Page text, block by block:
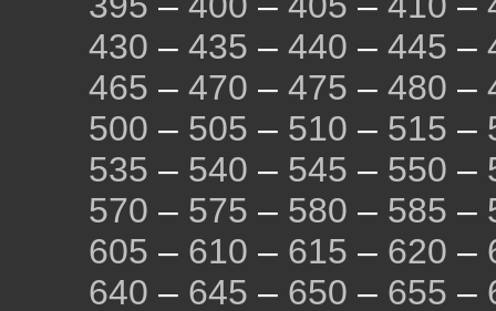
430 – 435 – 440 – 445 –
465 – 470 – 475 – 480 –
500 – 505 – 510 – 515 –
535 – 540 – 545 – 550 –
570 – 575 – 580 – 585 –
605 – 610 – 615 – 620 –
640 – 645 – 650 – 655 –